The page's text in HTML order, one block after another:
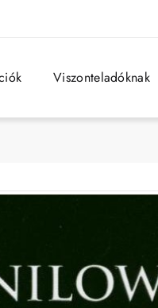
Viszonteladóknak